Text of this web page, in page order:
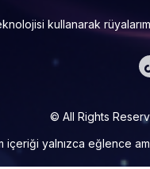
kullanarak
© All Rights
içeriği yalnızca eğlence